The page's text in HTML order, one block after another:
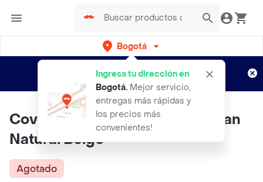
Bogotá
Ingresa tu dirección en
Bogotá. Mejor servicio,
entregas más rápidas y
los precios más
convenientes!
envíos gratis por semanas
Aplican TyC
Cover Girl Polvo Compacto Clean
Natural Beige
Agotado